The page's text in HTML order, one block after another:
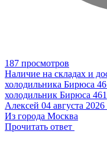
187 просмотров
Наличие на складах и
холодильника Бирюса
холодильник Бирюса 461
Алексей 04 августа 2026
Из города Москва
Прочитать ответ